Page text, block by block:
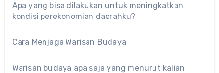
Apa yang bisa dilakukan untuk meningkatkan
kondisi perekonomian daerahku?
Cara Menjaga Warisan Budaya
Warisan budaya apa saja yang menurut kalian